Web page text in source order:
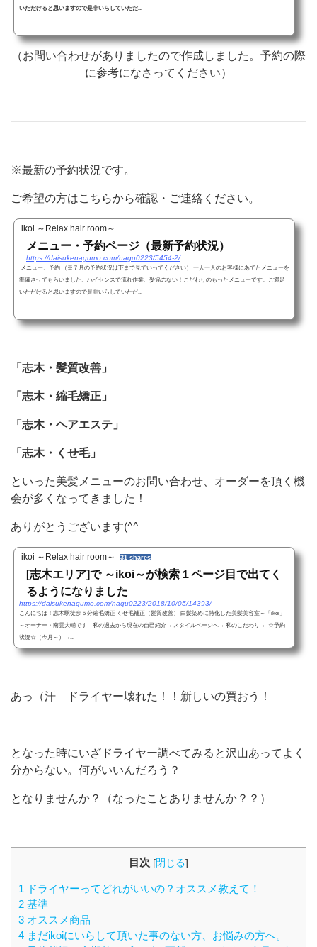
いただけると思いますので是非いらしていただ...
（お問い合わせがありましたので作成しました。予約の際
に参考になさってください）
※最新の予約状況です。
ご希望の方はこちらから確認・ご連絡ください。
ikoi ～Relax hair room～
メニュー・予約ページ（最新予約状況）
https://daisukenagumo.com/nagu0223/5454-2/
メニュー、予約 （※７月の予約状況は下まで見ていってください） 一人一人のお客様にあてたメニューを
準備させてもらいました。ハイセンスで流れ作業、妥協のない！こだわりのもったメニューです。ご満足
いただけると思いますので是非いらしていただ...
「志木・髪質改善」
「志木・縮毛矯正」
「志木・ヘアエステ」
「志木・くせ毛」
といった美髪メニューのお問い合わせ、オーダーを頂く機
会が多くなってきました！
ありがとうございます(^^
ikoi ～Relax hair room～ 31 shares
[志木エリア]で ～ikoi～が検索１ページ目で出てく
るようになりました
https://daisukenagumo.com/nagu0223/2018/10/05/14393/
こんにちは！志木駅徒歩５分縮毛矯正 くせ毛補正（髪質改善） 白髪染めに特化した美髪美容室～「ikoi」
～オーナー・南雲大輔です 私の過去から現在の自己紹介→ スタイルページへ→ 私のこだわり→ ☆予約
状況☆（今月～）→...
あっ（汗 ドライヤー壊れた！！新しいの買おう！
となった時にいざドライヤー調べてみると沢山あってよく
分からない。何がいいんだろう？
となりませんか？（なったことありませんか？？）
目次 [閉じる]
1 ドライヤーってどれがいいの？オススメ教えて！
2 基準
3 オススメ商品
4 まだikoiにいらして頂いた事のない方、お悩みの方へ。